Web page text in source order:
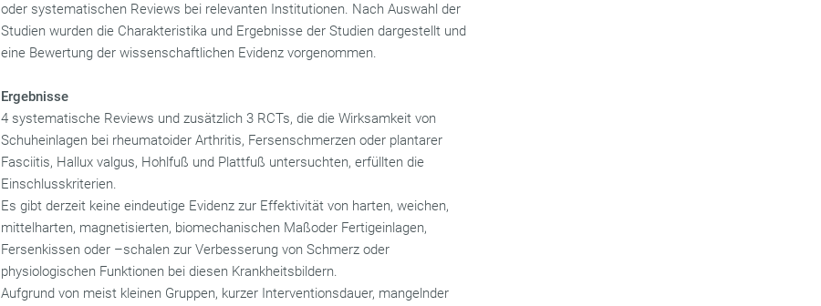
oder systematischen Reviews bei relevanten Institutionen. Nach Auswahl der
Studien wurden die Charakteristika und Ergebnisse der Studien dargestellt und
eine Bewertung der wissenschaftlichen Evidenz vorgenommen.
Ergebnisse
4 systematische Reviews und zusätzlich 3 RCTs, die die Wirksamkeit von
Schuheinlagen bei rheumatoider Arthritis, Fersenschmerzen oder plantarer
Fasciitis, Hallux valgus, Hohlfuß und Plattfuß untersuchten, erfüllten die
Einschlusskriterien.
Es gibt derzeit keine eindeutige Evidenz zur Effektivität von harten, weichen,
mittelharten, magnetisierten, biomechanischen Maßoder Fertigeinlagen,
Fersenkissen oder –schalen zur Verbesserung von Schmerz oder
physiologischen Funktionen bei diesen Krankheitsbildern.
Aufgrund von meist kleinen Gruppen, kurzer Interventionsdauer, mangelnder